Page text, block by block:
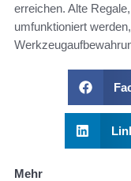
erreichen. Alte
umfunktioniert
Mehr